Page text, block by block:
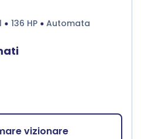
136 HP Automata
vizionare